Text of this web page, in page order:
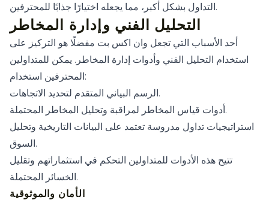
التداول بشكل أكبر، مما يجعله اختيارًا جذابًا للمحترفين.
التحليل الفني وإدارة المخاطر
أحد الأسباب التي تجعل وان اكس بت مفضلًا هو التركيز على
استخدام التحليل الفني وأدوات إدارة المخاطر. يمكن للمتداولين
المحترفين استخدام:
الرسم البياني المتقدم لتحديد الاتجاهات.
أدوات قياس المخاطر لمراقبة وتحليل المخاطر المحتملة.
استراتيجيات تداول مدروسة تعتمد على البيانات التاريخية وتحليل
السوق.
تتيح هذه الأدوات للمتداولين التحكم في استثماراتهم وتقليل
الخسائر المحتملة.
الأمان والموثوقية